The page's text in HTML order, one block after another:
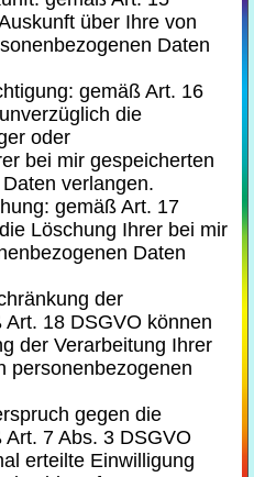
über Ihre von
Daten
gemäß Art. 16
die
oder
bei mir gespeicherten
verlangen.
gemäß Art. 17
Löschung Ihrer bei mir
Daten
der
18 DSGVO können
der Verarbeitung Ihrer
personenbezogenen
gegen die
7 Abs. 3 DSGVO
erteilte Einwilligung